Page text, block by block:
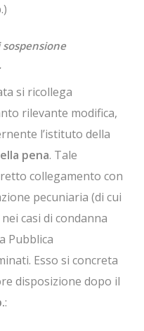
si ricollega
rilevante modifica,
l’istituto della
pena. Tale
collegamento con
pecuniaria (di cui
nei casi di condanna
Pubblica
Esso si concreta
disposizione dopo il
: